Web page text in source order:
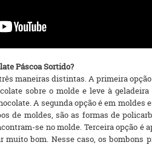
Páscoa Sortido?
maneiras distintas. A primeira
sobre o molde e leve à
A segunda opção é em
de moldes, são as formas de
se no molde. Terceira opção
muito bom. Nesse caso, os